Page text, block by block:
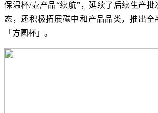
保温杯/壶产品“续航”，延续了后续生产
态，还积极拓展碳中和产品品类，推出
「方圆杯」。